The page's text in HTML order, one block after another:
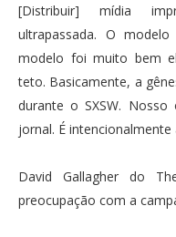
[Distribuir] mídia
ultrapassada. O
modelo foi muito bem
teto. Basicamente, a
durante o SXSW.
jornal. É
David Gallagher do
preocupação com a